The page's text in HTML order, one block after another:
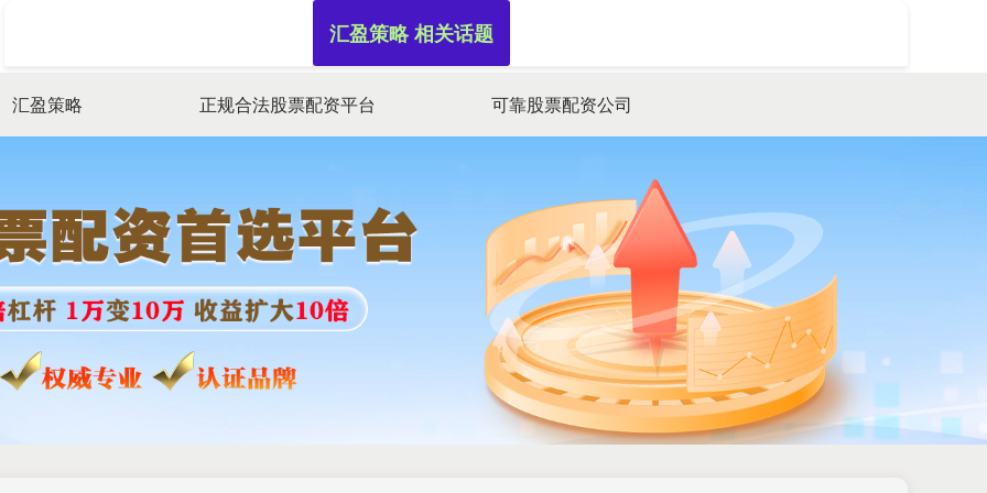
汇盈策略 正规合法股票配资平台 可靠股票配资公司
汇盈策略 相关话题